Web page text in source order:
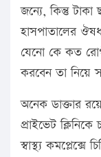
জন্যে, কিন্তু টাকা
হাসপাতালের
যেনো কে কত
করবেন তা নিয়ে
অনেক ডাক্তার
প্রাইভেট
স্বাস্থ্য কমপ্লেক্সে